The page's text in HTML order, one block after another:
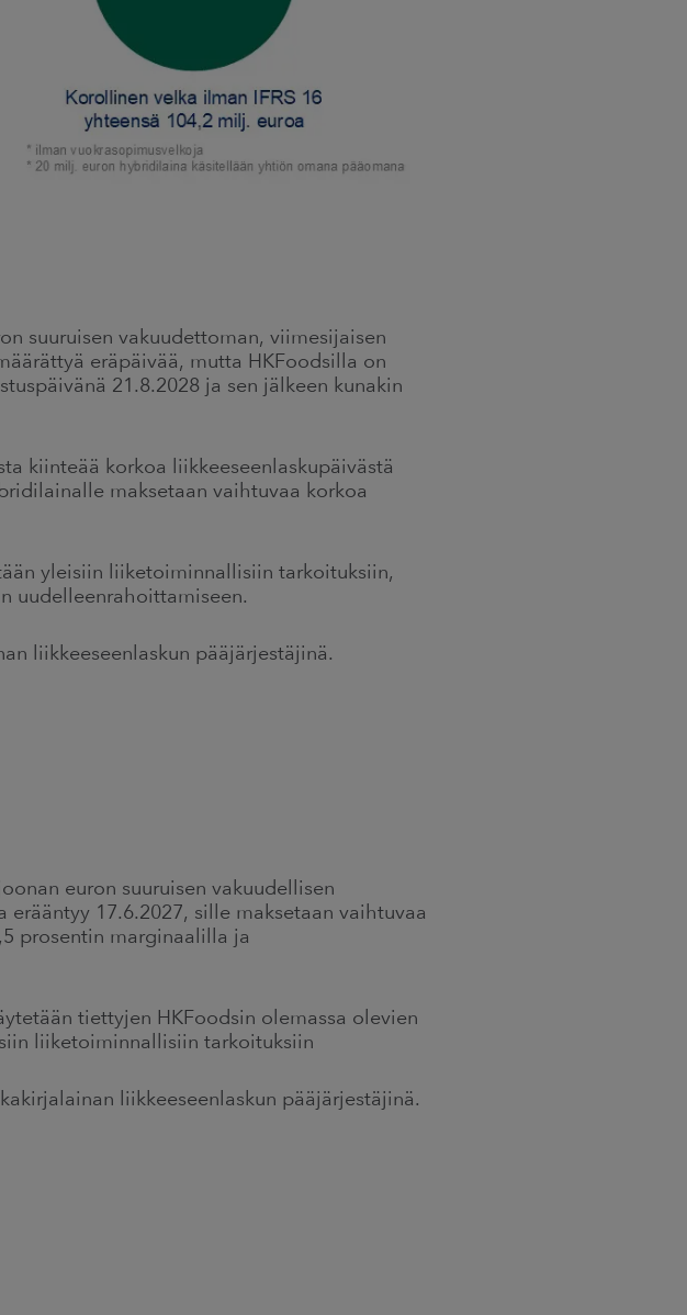
suuruisen vakuudettoman, viimesijaisen
eräpäivää, mutta HKFoodsilla on
21.8.2028 ja sen jälkeen kunakin
kiinteää korkoa liikkeeseenlaskupäivästä
maksetaan vaihtuvaa korkoa
yleisiin liiketoiminnallisiin tarkoituksiin,
uudelleenrahoittamiseen.
liikkeeseenlaskun pääjärjestäjinä.
euron suuruisen vakuudellisen
17.6.2027, sille maksetaan vaihtuvaa
prosentin marginaalilla ja
tiettyjen HKFoodsin olemassa olevien
liiketoiminnallisiin tarkoituksiin
liikkeeseenlaskun pääjärjestäjinä.